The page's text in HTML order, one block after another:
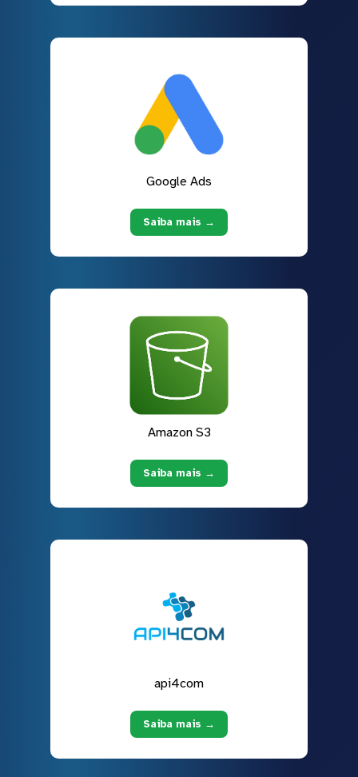
Google Ads
Saiba mais →
Amazon S3
Saiba mais →
api4com
Saiba mais →